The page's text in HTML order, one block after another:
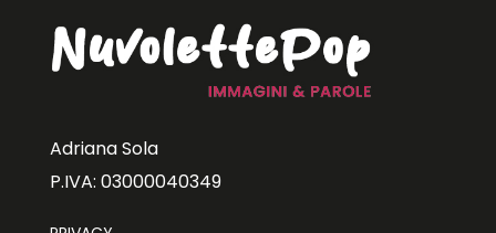
Adriana Sola
P.IVA: 03000040349